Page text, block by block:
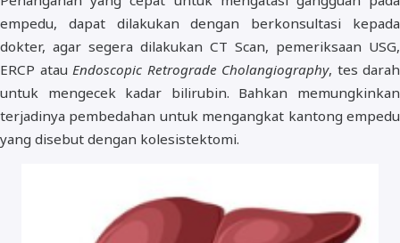
empedu, dapat dilakukan dengan berkonsultasi kepada
dokter, agar segera dilakukan CT Scan, pemeriksaan USG,
ERCP atau Endoscopic Retrograde Cholangiography, tes darah
untuk mengecek kadar bilirubin. Bahkan memungkinkan
terjadinya pembedahan untuk mengangkat kantong empedu
yang disebut dengan kolesistektomi.